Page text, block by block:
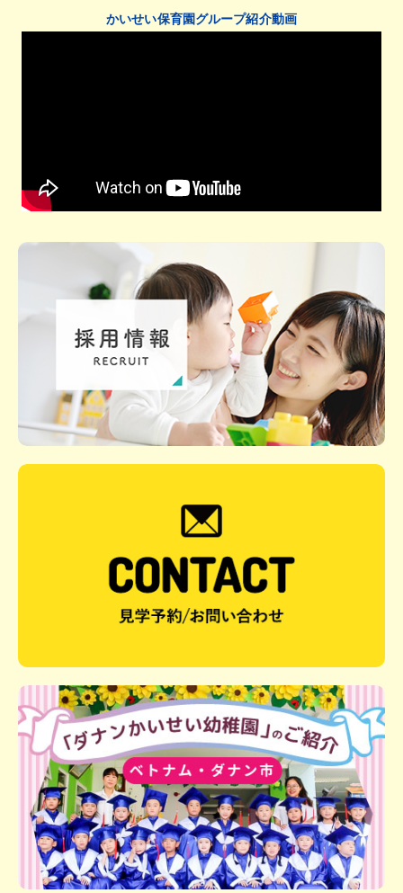
かいせい保育園グループ紹介動画